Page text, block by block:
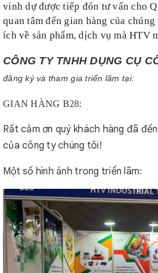
vinh dự được tiếp đón tư vấn cho
quan tâm đến gian hàng của
ích về sản phẩm, dịch vụ mà HTV
CÔNG TY TNHH DỤNG CỤ
đăng ký và tham gia triển lãm tại:
GIAN HÀNG B28:
Rất cảm ơn quý khách hàng đã
của công ty chúng tôi!
Một số hình ảnh trong triển lãm: